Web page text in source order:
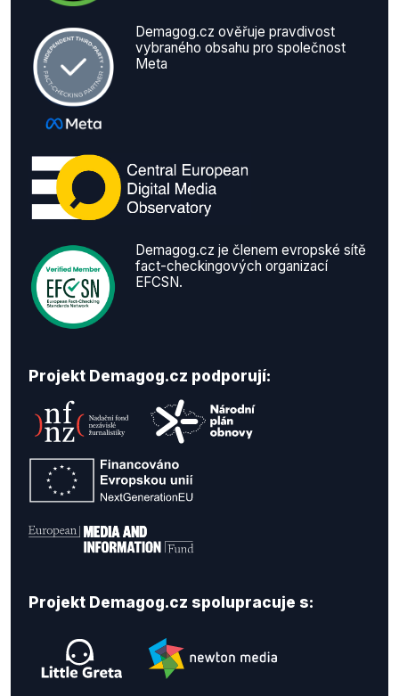
Demagog.cz ověřuje pravdivost
vybraného obsahu pro společnost
Meta
Demagog.cz je členem evropské sítě
fact-checkingových organizací
EFCSN.
Projekt Demagog.cz podporují:
Projekt Demagog.cz spolupracuje s: